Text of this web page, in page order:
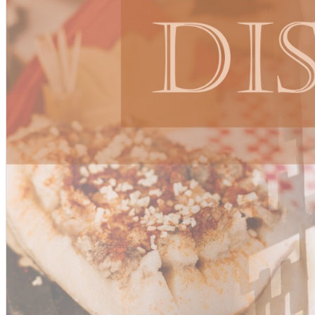
English
Închirieri de biciclete